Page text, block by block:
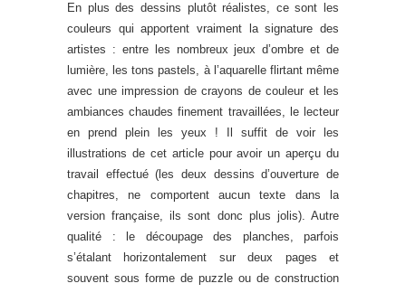
En plus des dessins plutôt réalistes, ce sont les
couleurs qui apportent vraiment la signature des
artistes : entre les nombreux jeux d’ombre et de
lumière, les tons pastels, à l’aquarelle flirtant même
avec une impression de crayons de couleur et les
ambiances chaudes finement travaillées, le lecteur
en prend plein les yeux ! Il suffit de voir les
illustrations de cet article pour avoir un aperçu du
travail effectué (les deux dessins d’ouverture de
chapitres, ne comportent aucun texte dans la
version française, ils sont donc plus jolis). Autre
qualité : le découpage des planches, parfois
s’étalant horizontalement sur deux pages et
souvent sous forme de puzzle ou de construction